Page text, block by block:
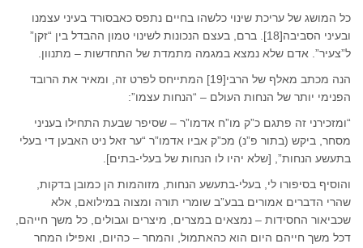
כל המושג של עריכת שינוי כלשהו בחיים נתפס כאבסורד בעיני עצמנו
ובעיני הסביבה[18]. ברם, בעצם הנכונות לשינוי טמון ההבדל בין “זקן”
ל”צעיר”. אדם שלא נמצא במגמה מתמדת של התחדשות – מתנוון.
הנה מכתב מאלף של הרבי[19] המתייחס לפרט זה, ומאיר את הרובד
הפנימי יותר של הנחות העולם – “הנחות עצמו”:
“ומזכירני זה פתגם כ”ק מו”ח אדמו”ר – שסיפר שבעת התחילו בעניני
מסחר, ביקש (בתור פ”נ) מכ”ק אביו אדמו”ר “ער זאל ניט האבען די בעלי
בתעשע הנחות”, [שלא יהיו לו הנחות של בעלי-בתים].
והוסיף בסיפורו לי, בעלי-בתעשע הנחות, מזוהמות הן כמובן בדקות,
שהרי הדברים אמורים בבע”ב שומרי תורה ומצוה במילואם, אלא
שכביאור החסידות – נמצאים במצרים, מיצרים וגבולים, כל משך חייהם,
דכל משך חייהם היום הוא כהאתמול, והמחר – כהיום, ואפילו המחר